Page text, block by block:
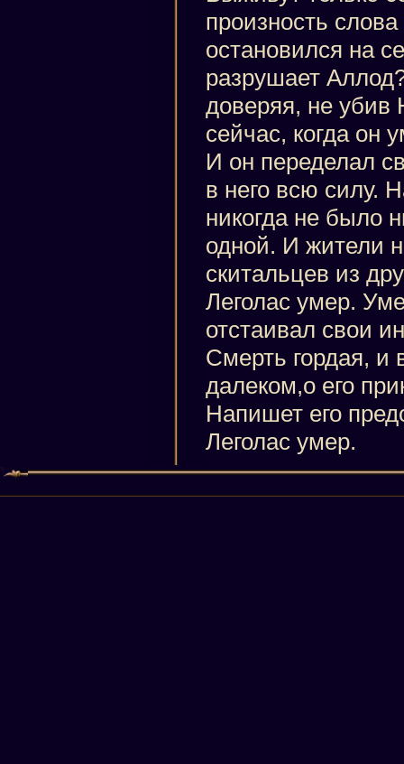
произность
остановился на
разрушает
доверяя, не убив
сейчас, когда он
И он переделал
в него всю силу.
никогда не было
одной. И жители
скитальцев из
Леголас умер.
отстаивал свои
Смерть гордая,
далеком,о его
Напишет его
Леголас умер.